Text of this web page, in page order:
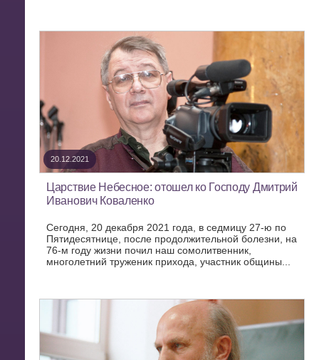
20.12.2021
Царствие Небесное: отошел ко Господу Дмитрий
Иванович Коваленко
Сегодня, 20 декабря 2021 года, в седмицу 27-ю по
Пятидесятнице, после продолжительной болезни, на
76-м году жизни почил наш сомолитвенник,
многолетний труженик прихода, участник общины...